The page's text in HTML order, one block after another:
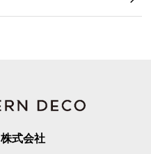
式会社